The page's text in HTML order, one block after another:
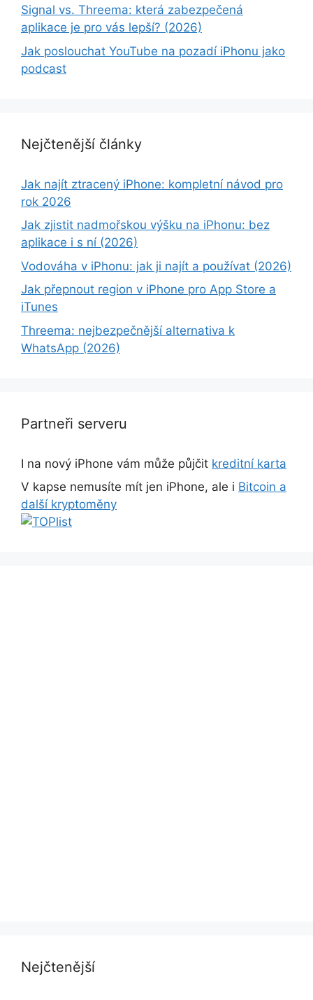
Signal vs. Threema: která zabezpečená
aplikace je pro vás lepší? (2026)
Jak poslouchat YouTube na pozadí iPhonu jako
podcast
Nejčtenější články
Jak najít ztracený iPhone: kompletní návod pro
rok 2026
Jak zjistit nadmořskou výšku na iPhonu: bez
aplikace i s ní (2026)
Vodováha v iPhonu: jak ji najít a používat (2026)
Jak přepnout region v iPhone pro App Store a
iTunes
Threema: nejbezpečnější alternativa k
WhatsApp (2026)
Partneři serveru
I na nový iPhone vám může půjčit kreditní karta
V kapse nemusíte mít jen iPhone, ale i Bitcoin a
další kryptoměny
Nejčtenější